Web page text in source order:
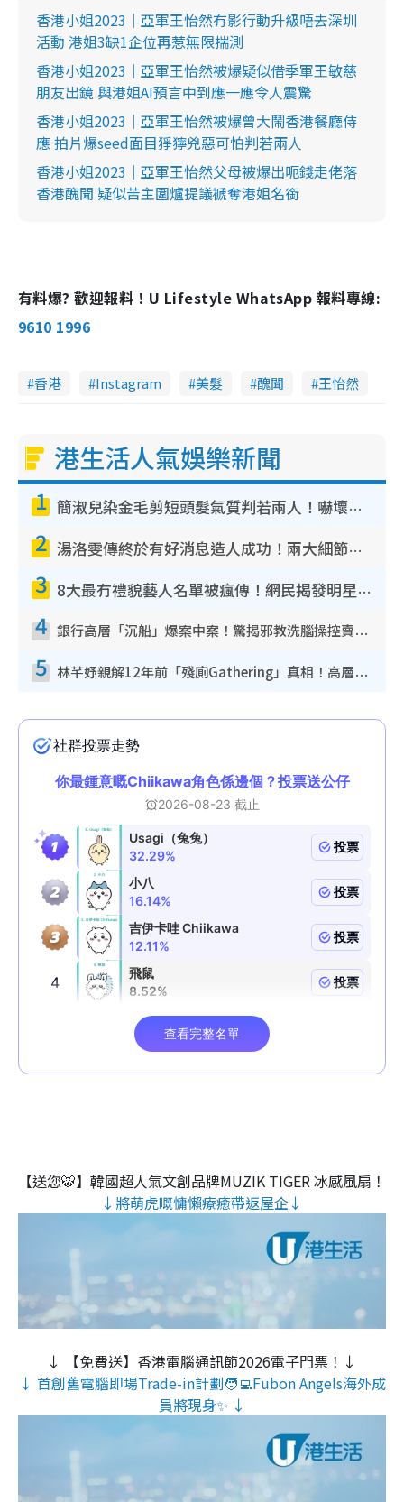
香港小姐2023｜亞軍王怡然冇影行動升級唔去深圳
活動 港姐3缺1企位再惹無限揣測
香港小姐2023｜亞軍王怡然被爆疑似借季軍王敏慈
朋友出鏡 與港姐AI預言中到應一應令人震驚
香港小姐2023｜亞軍王怡然被爆曾大鬧香港餐廳侍
應 拍片爆seed面目猙獰兇惡可怕判若兩人
香港小姐2023｜亞軍王怡然父母被爆出呃錢走佬落
香港醜聞 疑似苦主圍爐提議褫奪港姐名銜
有料爆? 歡迎報料！U Lifestyle WhatsApp 報料專線:
9610 1996
香港 Instagram 美髮 醜聞 王怡然
港生活人氣娛樂新聞
1 簡淑兒染金毛剪短頭髮氣質判若兩人！嚇壞老公麥大力都認唔出：「你做咩事？」
2 湯洛雯傳終於有好消息造人成功！兩大細節曝孕味極濃惹猜測：大肚婆先會咁！
3 8大最冇禮貌藝人名單被瘋傳！網民揭發明星真面目 一致數臭呢位係無品天花板？
4 銀行高層「沉船」爆案中案！驚揭邪教洗腦操控賣淫被吞600萬 幕後黑手講多錯多
5 林芊妤親解12年前「殘廁Gathering」真相！高層解約一句話重創尊嚴至今拒返TVB
【送您🐯】韓國超人氣文創品牌MUZIK TIGER 冰感風扇！
↓將萌虎嘅慵懶療癒帶返屋企↓
↓ 【免費送】香港電腦通訊節2026電子門票！↓
↓ 首創舊電腦即場Trade-in計劃🧑‍💻Fubon Angels海外成
員將現身✨ ↓